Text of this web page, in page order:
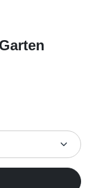
Wert ein